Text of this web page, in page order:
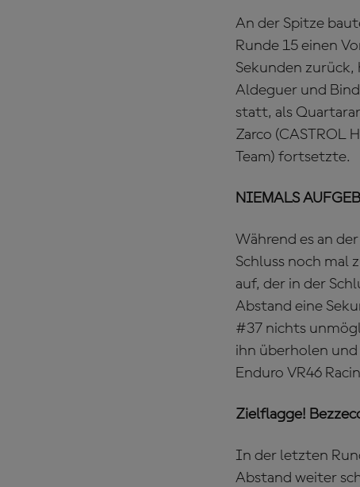
An der Spitze
Runde 15 einen
Sekunden
Aldeguer und
statt, als
Zarco (CASTROL
Team) fortsetzte.
NIEMALS
Während es an
Schluss noch mal
auf, der in der
Abstand eine
#37 nichts
ihn überholen und
Enduro VR46
Zielflagge!
In der letzten
Abstand weiter